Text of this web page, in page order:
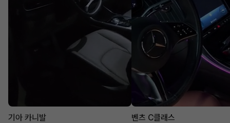
기아 카니발
벤츠 C클래스